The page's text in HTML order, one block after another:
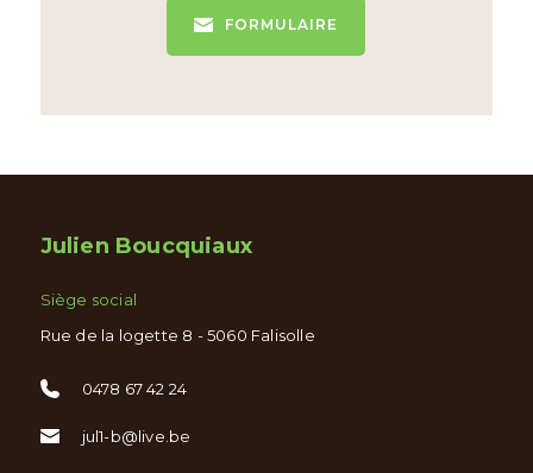
FORMULAIRE
Julien Boucquiaux
Siège social
Rue de la logette 8 - 5060 Falisolle
0478 67 42 24
jul1-b@live.be